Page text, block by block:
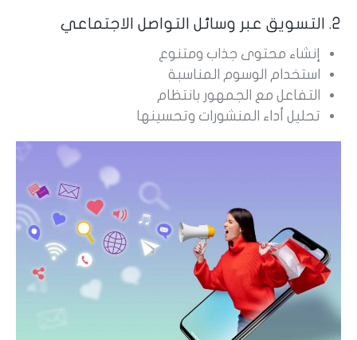
2. التسويق عبر وسائل التواصل الاجتماعي
إنشاء محتوى جذاب ومتنوع
استخدام الوسوم المناسبة
التفاعل مع الجمهور بانتظام
تحليل أداء المنشورات وتحسينها